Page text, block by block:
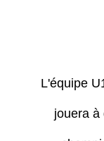
L'équipe
jouera à